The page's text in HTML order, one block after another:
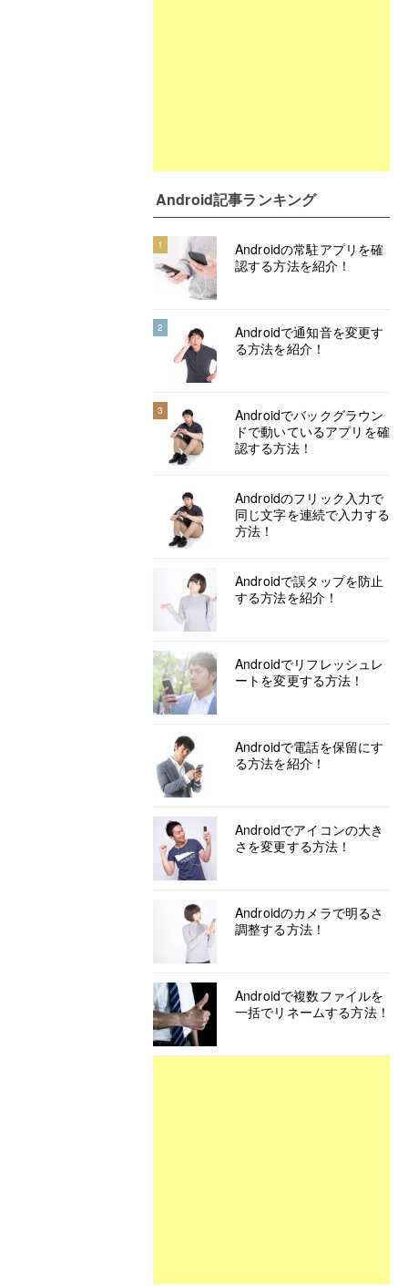
Android記事ランキング
1
Androidの常駐アプリを確
認する方法を紹介！
2
Androidで通知音を変更す
る方法を紹介！
3
Androidでバックグラウン
ドで動いているアプリを確
認する方法！
Androidのフリック入力で
同じ文字を連続で入力する
方法！
Androidで誤タップを防止
する方法を紹介！
Androidでリフレッシュレ
ートを変更する方法！
Androidで電話を保留にす
る方法を紹介！
Androidでアイコンの大き
さを変更する方法！
Androidのカメラで明るさ
調整する方法！
Androidで複数ファイルを
一括でリネームする方法！